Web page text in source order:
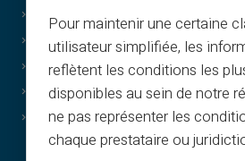
Condiciones de tarjetas regalo
Términos de cashback
¿Quiénes somos?
Afíliate
Contacto
Pour maintenir une certaine
utilisateur simplifiée, les
reflètent les conditions les
disponibles au sein de notre
ne pas représenter les
chaque prestataire ou